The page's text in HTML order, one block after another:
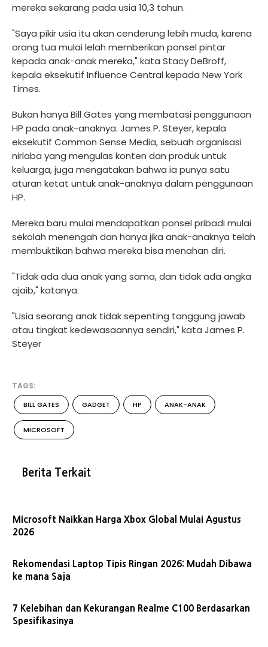
mereka sekarang pada usia 10,3 tahun.
"Saya pikir usia itu akan cenderung lebih muda, karena
orang tua mulai lelah memberikan ponsel pintar
kepada anak-anak mereka," kata Stacy DeBroff,
kepala eksekutif Influence Central kepada New York
Times.
Bukan hanya Bill Gates yang membatasi penggunaan
HP pada anak-anaknya. James P. Steyer, kepala
eksekutif Common Sense Media, sebuah organisasi
nirlaba yang mengulas konten dan produk untuk
keluarga, juga mengatakan bahwa ia punya satu
aturan ketat untuk anak-anaknya dalam penggunaan
HP.
Mereka baru mulai mendapatkan ponsel pribadi mulai
sekolah menengah dan hanya jika anak-anaknya telah
membuktikan bahwa mereka bisa menahan diri.
"Tidak ada dua anak yang sama, dan tidak ada angka
ajaib," katanya.
"Usia seorang anak tidak sepenting tanggung jawab
atau tingkat kedewasaannya sendiri," kata James P.
Steyer
TAGS:
BILL GATES GADGET HP ANAK-ANAK
MICROSOFT
Berita Terkait
Microsoft Naikkan Harga Xbox Global Mulai Agustus
2026
Rekomendasi Laptop Tipis Ringan 2026: Mudah Dibawa
ke mana Saja
7 Kelebihan dan Kekurangan Realme C100 Berdasarkan
Spesifikasinya